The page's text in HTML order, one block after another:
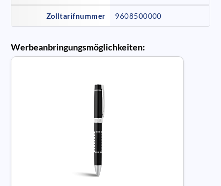
Zolltarifnummer 9608500000
Werbeanbringungsmöglichkeiten: